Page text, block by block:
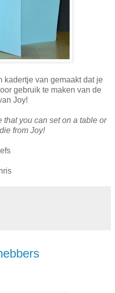
kadertje van gemaakt dat je
gebruik te maken van de
Joy!
that you can set on a table or
from Joy!